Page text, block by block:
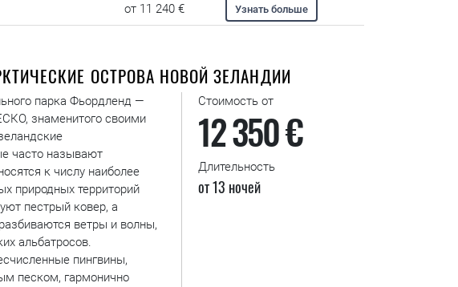
от 11 240 € Узнать больше
ОСТРОВА НОВОЙ ЗЕЛАНДИИ
парка Фьордленд —
знаменитого своими
часто называют
к числу наиболее
природных территорий
пестрый ковер, а
ветры и волны,
альбатросов.
пингвины,
песком, гармонично
Стоимость от
12 350 €
Длительность
от 13 ночей